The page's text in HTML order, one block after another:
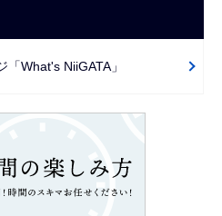
What's NiiGATA」